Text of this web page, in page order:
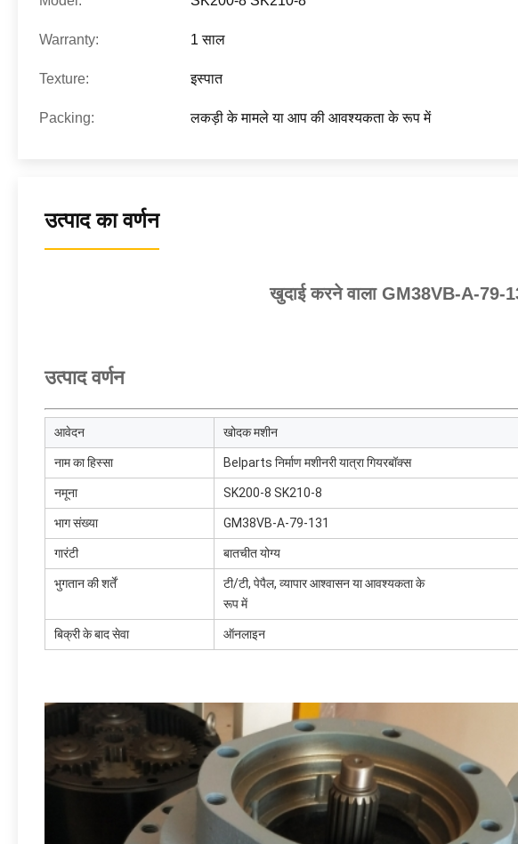
Warranty: 1 साल
Texture: इस्पात
Packing: लकड़ी के मामले या आप की आवश्यकता के रूप में
उत्पाद का वर्णन
खुदाई करने वाला GM38VB-A-79-
उत्पाद वर्णन
आवेदन खोदक मशीन
नाम का हिस्सा Belparts निर्माण मशीनरी यात्रा गियरबॉक्स
नमूना SK200-8 SK210-8
भाग संख्या GM38VB-A-79-131
गारंटी बातचीत योग्य
भुगतान की शर्तें
टी/टी, पेपैल, व्यापार आश्वासन या आवश्यकता के
रूप में
बिक्री के बाद सेवा ऑनलाइन